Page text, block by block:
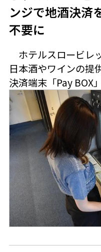
ンジで地酒決
不要に
ホテルスロービレ
日本酒やワインの提
決済端末「Pay BOX